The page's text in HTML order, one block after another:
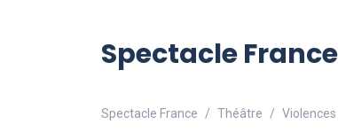
Spectacle France
Spectacle France Théâtre